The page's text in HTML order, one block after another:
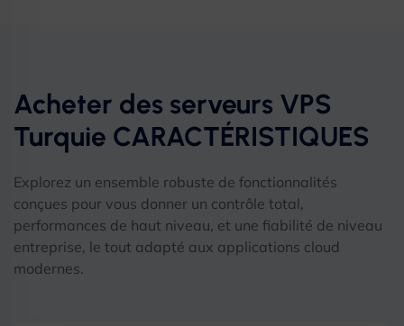
Acheter des serveurs VPS
Turquie CARACTÉRISTIQUES
Explorez un ensemble robuste de fonctionnalités
conçues pour vous donner un contrôle total,
performances de haut niveau, et une fiabilité de niveau
entreprise, le tout adapté aux applications cloud
modernes.